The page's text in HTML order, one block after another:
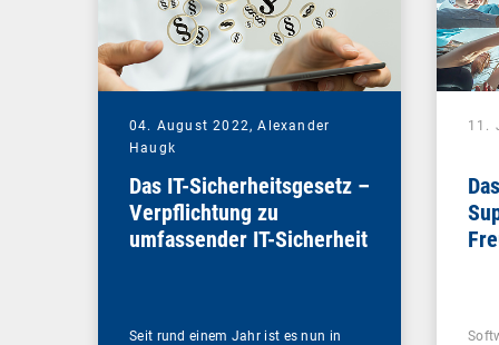
04. August 2022,Alexander
Haugk
Das IT-Sicherheitsgesetz –
Verpflichtung zu
umfassender IT-Sicherheit
Seit rund einem Jahr ist es nun in
11.